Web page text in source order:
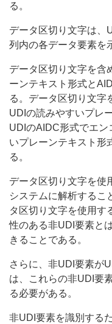
る。
データ区切り文字は、
列内の各データ要素を
データ区切り文字を含
ーンテキスト形式と
る。データ区切り文字
UDIの読みやすいプレ
UDIのAIDC形式でエ
いプレーンテキスト形
る。
データ区切り文字を使
システムに解析するこ
タ区切り文字を使用す
性のある非UDI要素と
きることである。
さらに、非UDI要素が
は、これらの非UDI要
る必要がある。
非UDI要素を識別する